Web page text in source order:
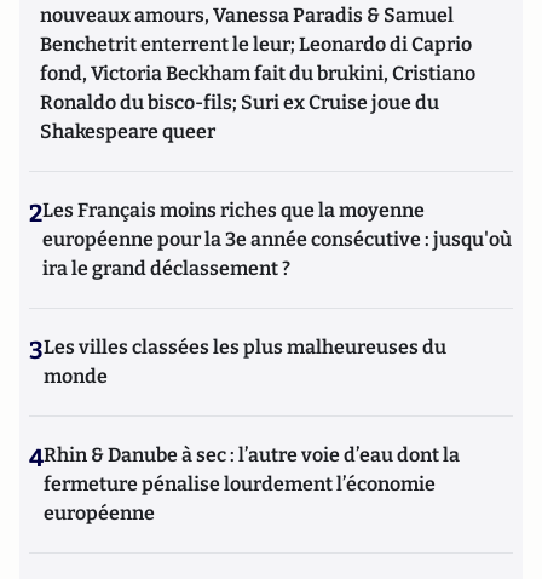
nouveaux amours, Vanessa Paradis & Samuel
Benchetrit enterrent le leur; Leonardo di Caprio
fond, Victoria Beckham fait du brukini, Cristiano
Ronaldo du bisco-fils; Suri ex Cruise joue du
Shakespeare queer
2Les Français moins riches que la moyenne
européenne pour la 3e année consécutive : jusqu'où
ira le grand déclassement ?
3Les villes classées les plus malheureuses du
monde
4Rhin & Danube à sec : l’autre voie d’eau dont la
fermeture pénalise lourdement l’économie
européenne